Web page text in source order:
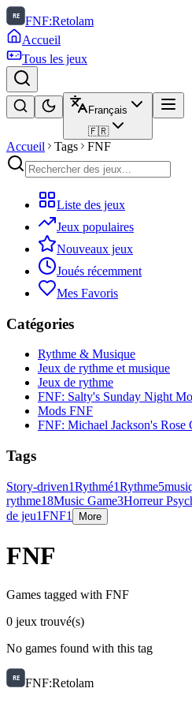
FNF:Retolam
Accueil
Tous les jeux
Français
🇫🇷
Accueil Tags FNF
Liste des jeux
Jeux populaires
Nouveaux jeux
Joués récemment
Mes Favoris
Catégories
Rythme & Musique
Jeux de rythme et musique
Jeux de rythme
FNF: Salty's Sunday Night
Mods FNF
FNF: Michael Jackson's
Tags
Story-driven1Rythmé1Rythme5
rythme18Music Game3Horreur
de jeu1FNF1 More
FNF
Games tagged with FNF
0 jeux trouvé(s)
No games found with this tag
FNF:Retolam